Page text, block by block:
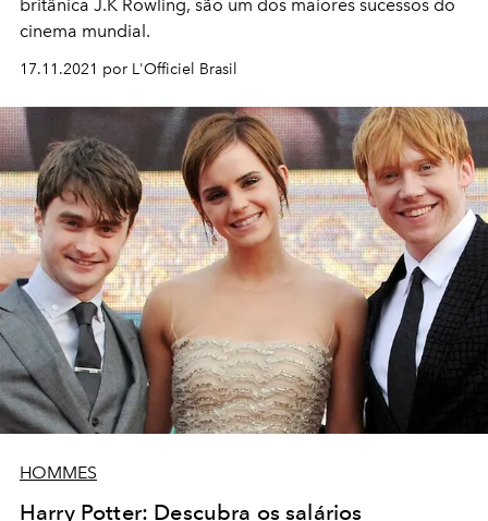
britânica J.K Rowling, são um dos maiores sucessos do
cinema mundial.
17.11.2021 por L'Officiel Brasil
HOMMES
Harry Potter: Descubra os salários